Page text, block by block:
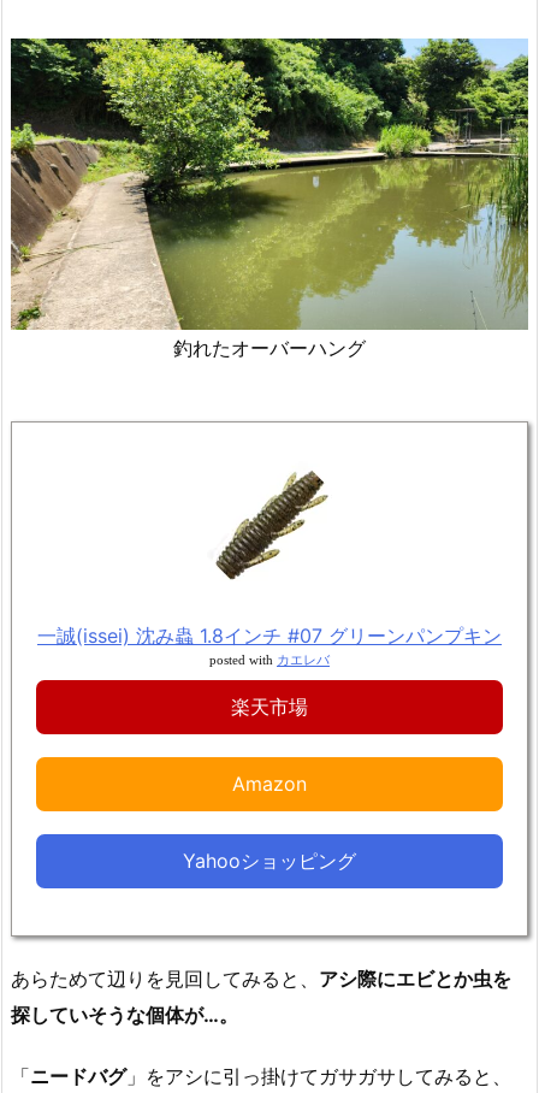
釣れたオーバーハング
一誠(issei) 沈み蟲 1.8インチ #07 グリーンパンプキン
posted with カエレバ
楽天市場
Amazon
Yahooショッピング
あらためて辺りを見回してみると、 アシ際にエビとか虫を
探していそうな個体が…。
「ニードバグ」をアシに引っ掛けてガサガサしてみると、